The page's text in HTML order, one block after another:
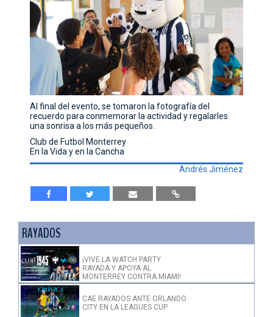
Al final del evento, se tomaron la fotografía del
recuerdo para conmemorar la actividad y regalarles
una sonrisa a los más pequeños.
Club de Futbol Monterrey
En la Vida y en la Cancha
Andrés Jiménez
RAYADOS
¡VIVE LA WATCH PARTY
RAYADA Y APOYA AL
MONTERREY CONTRA MIAMI!
CAE RAYADOS ANTE ORLANDO
CITY EN LA LEAGUES CUP